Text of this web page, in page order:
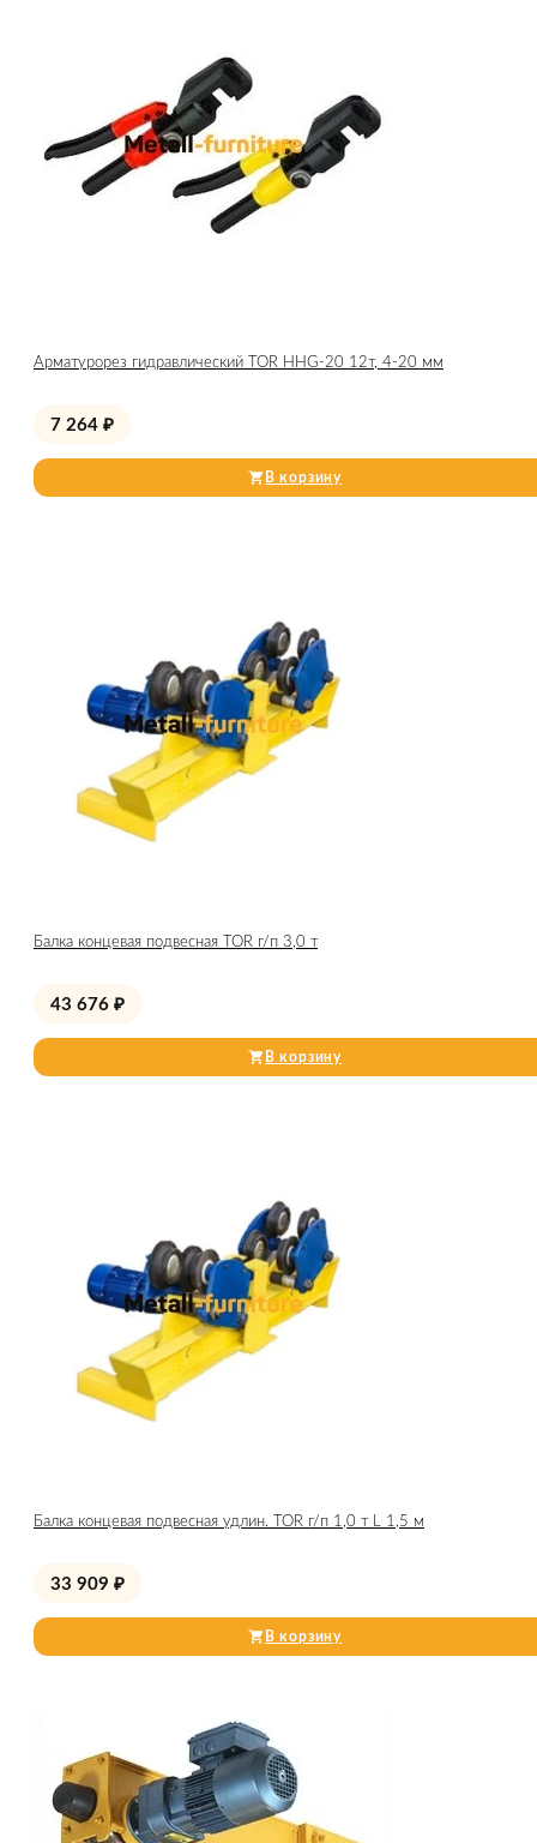
Арматурорез гидравлический TOR HHG-20 12т, 4-20 мм
7 264 ₽
В корзину
Балка концевая подвесная TOR г/п 3,0 т
43 676 ₽
В корзину
Балка концевая подвесная удлин. TOR г/п 1,0 т L 1,5 м
33 909 ₽
В корзину